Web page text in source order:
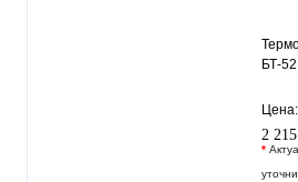
БТ-
Цена:
2
*